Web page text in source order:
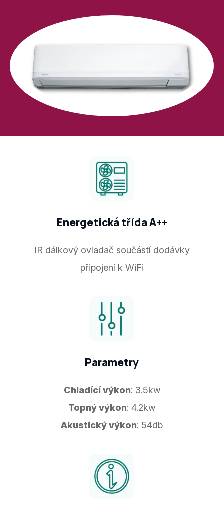
Energetická třída A++
IR dálkový ovladač součástí dodávky
připojení k WiFi
Parametry
Chladící výkon: 3.5kw
Topný výkon: 4.2kw
Akustický výkon: 54db